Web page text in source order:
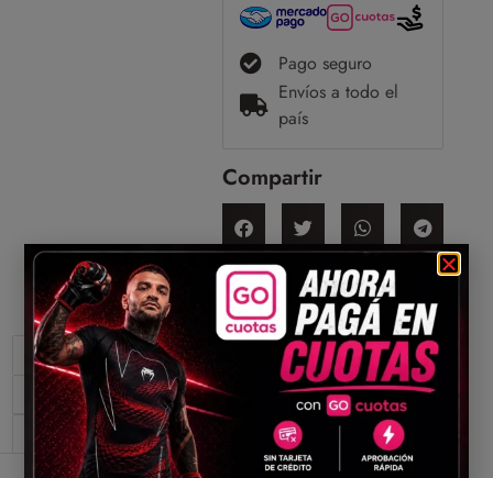
Pago seguro
Envíos a todo el
país
Compartir
Descripción
Información adicional
Valoraciones (0)